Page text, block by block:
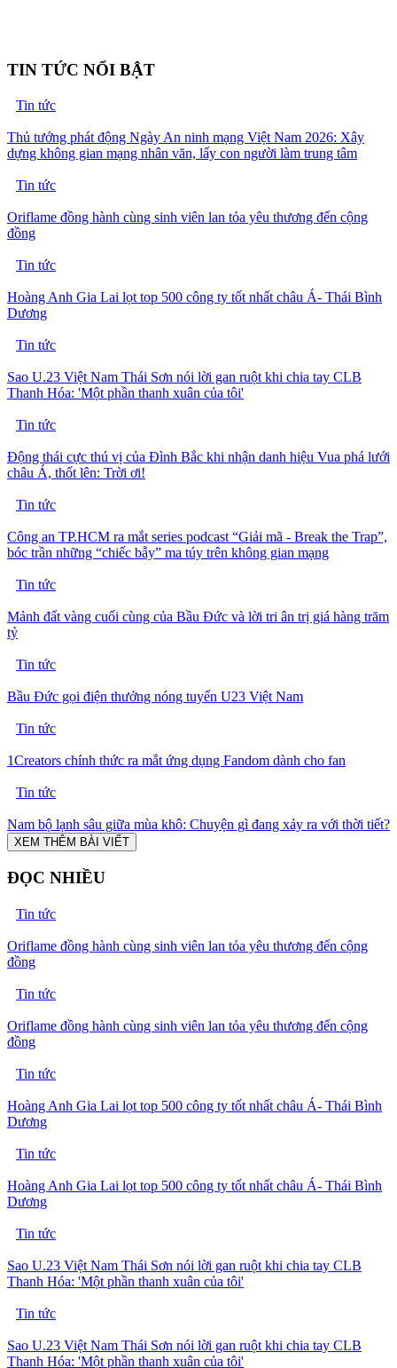
TIN TỨC NỔI BẬT
Tin tức
Thủ tướng phát động Ngày An ninh mạng Việt Nam 2026: Xây
dựng không gian mạng nhân văn, lấy con người làm trung tâm
Tin tức
Oriflame đồng hành cùng sinh viên lan tỏa yêu thương đến cộng
đồng
Tin tức
Hoàng Anh Gia Lai lọt top 500 công ty tốt nhất châu Á- Thái Bình
Dương
Tin tức
Sao U.23 Việt Nam Thái Sơn nói lời gan ruột khi chia tay CLB
Thanh Hóa: 'Một phần thanh xuân của tôi'
Tin tức
Động thái cực thú vị của Đình Bắc khi nhận danh hiệu Vua phá lưới
châu Á, thốt lên: Trời ơi!
Tin tức
Công an TP.HCM ra mắt series podcast “Giải mã - Break the Trap”,
bóc trần những “chiếc bẫy” ma túy trên không gian mạng
Tin tức
Mảnh đất vàng cuối cùng của Bầu Đức và lời tri ân trị giá hàng trăm
tỷ
Tin tức
Bầu Đức gọi điện thưởng nóng tuyển U23 Việt Nam
Tin tức
1Creators chính thức ra mắt ứng dụng Fandom dành cho fan
Tin tức
Nam bộ lạnh sâu giữa mùa khô: Chuyện gì đang xảy ra với thời tiết?
XEM THÊM BÀI VIẾT
ĐỌC NHIỀU
Tin tức
Oriflame đồng hành cùng sinh viên lan tỏa yêu thương đến cộng
đồng
Tin tức
Oriflame đồng hành cùng sinh viên lan tỏa yêu thương đến cộng
đồng
Tin tức
Hoàng Anh Gia Lai lọt top 500 công ty tốt nhất châu Á- Thái Bình
Dương
Tin tức
Hoàng Anh Gia Lai lọt top 500 công ty tốt nhất châu Á- Thái Bình
Dương
Tin tức
Sao U.23 Việt Nam Thái Sơn nói lời gan ruột khi chia tay CLB
Thanh Hóa: 'Một phần thanh xuân của tôi'
Tin tức
Sao U.23 Việt Nam Thái Sơn nói lời gan ruột khi chia tay CLB
Thanh Hóa: 'Một phần thanh xuân của tôi'